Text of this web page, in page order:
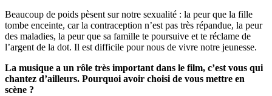
Beaucoup de poids pèsent sur notre sexualité : la peur que la fille
tombe enceinte, car la contraception n’est pas très répandue, la peur
des maladies, la peur que sa famille te poursuive et te réclame de
l’argent de la dot. Il est difficile pour nous de vivre notre jeunesse.
La musique a un rôle très important dans le film, c’est vous qui
chantez d’ailleurs. Pourquoi avoir choisi de vous mettre en
scène ?